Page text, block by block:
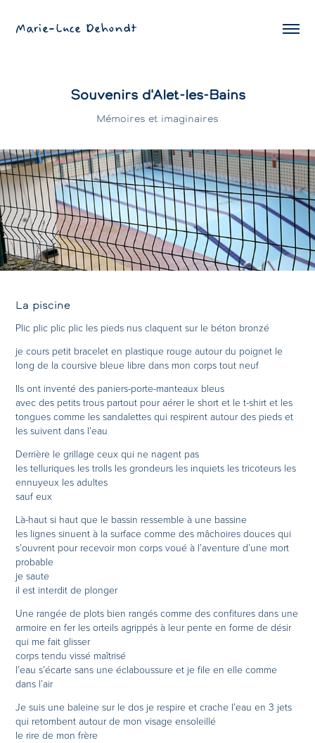
Marie-Luce Dehondt
Souvenirs d'Alet-les-Bains
Mémoires et imaginaires
La piscine
Plic plic plic plic les pieds nus claquent sur le béton bronzé
je cours petit bracelet en plastique rouge autour du poignet le
long de la coursive bleue libre dans mon corps tout neuf
Ils ont inventé des paniers-porte-manteaux bleus
avec des petits trous partout pour aérer le short et le t-shirt et les
tongues comme les sandalettes qui respirent autour des pieds et
les suivent dans l’eau
Derrière le grillage ceux qui ne nagent pas
les telluriques les trolls les grondeurs les inquiets les tricoteurs les
ennuyeux les adultes
sauf eux
Là-haut si haut que le bassin ressemble à une bassine
les lignes sinuent à la surface comme des mâchoires douces qui
s’ouvrent pour recevoir mon corps voué à l’aventure d’une mort
probable
je saute
il est interdit de plonger
Une rangée de plots bien rangés comme des confitures dans une
armoire en fer les orteils agrippés à leur pente en forme de désir
qui me fait glisser
corps tendu vissé maîtrisé
l’eau s’écarte sans une éclaboussure et je file en elle comme
dans l’air
Je suis une baleine sur le dos je respire et crache l’eau en 3 jets
qui retombent autour de mon visage ensoleillé
le rire de mon frère